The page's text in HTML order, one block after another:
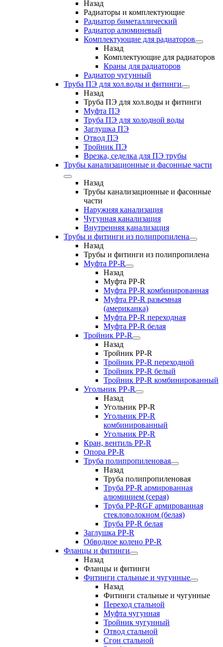
Назад
Радиаторы и комплектующие
Радиатор биметаллический
Радиатор алюминевый
Комплектующие для радиаторов
Назад
Комплектующие для радиаторов
Краны для радиаторов
Радиатор чугунный
Труба ПЭ для хол.воды и фитинги
Назад
Труба ПЭ для хол.воды и фитинги
Муфта ПЭ
Труба ПЭ для холодной воды
Заглушка ПЭ
Отвод ПЭ
Тройник ПЭ
Врезка, седелка для ПЭ трубы
Трубы канализационные и фасонные части
Назад
Трубы канализационные и фасонные
части
Наружняя канализация
Чугунная канализация
Внутренняя канализация
Трубы и фитинги из полипропилена
Назад
Трубы и фитинги из полипропилена
Муфта PP-R
Назад
Муфта PP-R
Муфта РР-R комбинированная
Муфта РР-R разьемная
(американка)
Муфта РР-R переходная
Муфта РР-R белая
Тройник PP-R
Назад
Тройник PP-R
Тройник РР-R переходной
Тройник РР-R белый
Тройник РР-R комбинированный
Угольник PP-R
Назад
Угольник PP-R
Угольник РР-R
комбинированный
Угольник РР-R
Кран, вентиль PP-R
Опора PP-R
Труба полипропиленовая
Назад
Труба полипропиленовая
Труба PP-R армированная
алюминием (серая)
Труба PP-RGF армированная
стекловолокном (белая)
Труба РР-R белая
Заглушка PP-R
Обводное колено PP-R
Фланцы и фитинги
Назад
Фланцы и фитинги
Фитинги стальные и чугунные
Назад
Фитинги стальные и чугунные
Переход стальной
Муфта чугунная
Тройник чугунный
Отвод стальной
Сгон стальной